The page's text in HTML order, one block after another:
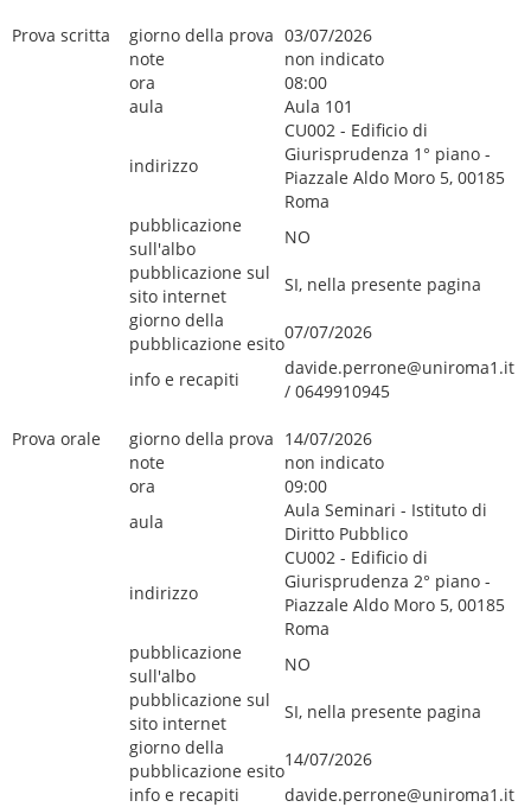
Prova scritta giorno della prova 03/07/2026
note
non indicato
ora
08:00
aula
Aula 101
indirizzo
CU002 - Edificio di
Giurisprudenza 1° piano -
Piazzale Aldo Moro 5, 00185
Roma
pubblicazione
sull'albo
NO
pubblicazione sul
sito internet
SI, nella presente pagina
giorno della
pubblicazione esito
07/07/2026
info e recapiti
davide.perrone@uniroma1.it
/ 0649910945
Prova orale giorno della prova 14/07/2026
note
non indicato
ora
09:00
aula
Aula Seminari - Istituto di
Diritto Pubblico
indirizzo
CU002 - Edificio di
Giurisprudenza 2° piano -
Piazzale Aldo Moro 5, 00185
Roma
pubblicazione
sull'albo
NO
pubblicazione sul
sito internet
SI, nella presente pagina
giorno della
pubblicazione esito
14/07/2026
info e recapiti
davide.perrone@uniroma1.it